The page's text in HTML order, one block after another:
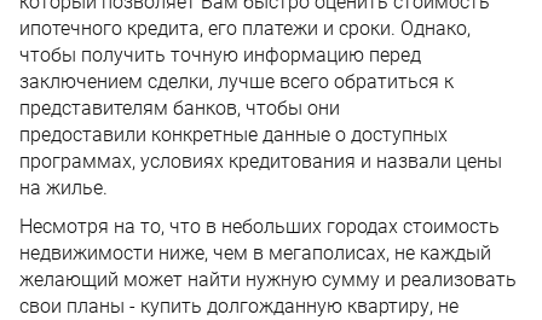
ипотечного кредита, его платежи и сроки. Однако,
чтобы получить точную информацию перед
заключением сделки, лучше всего обратиться к
представителям банков, чтобы они
предоставили конкретные данные о доступных
программах, условиях кредитования и назвали цены
на жилье.
Несмотря на то, что в небольших городах стоимость
недвижимости ниже, чем в мегаполисах, не каждый
желающий может найти нужную сумму и реализовать
свои планы - купить долгожданную квартиру, не